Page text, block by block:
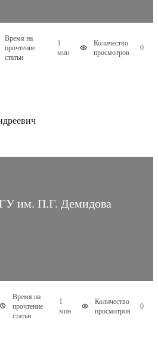
Время на
прочтение
статьи
1
мин
Количество
просмотров
0
им. П.Г. Демидова
Время на
прочтение
статьи
1
мин
Количество
просмотров
0